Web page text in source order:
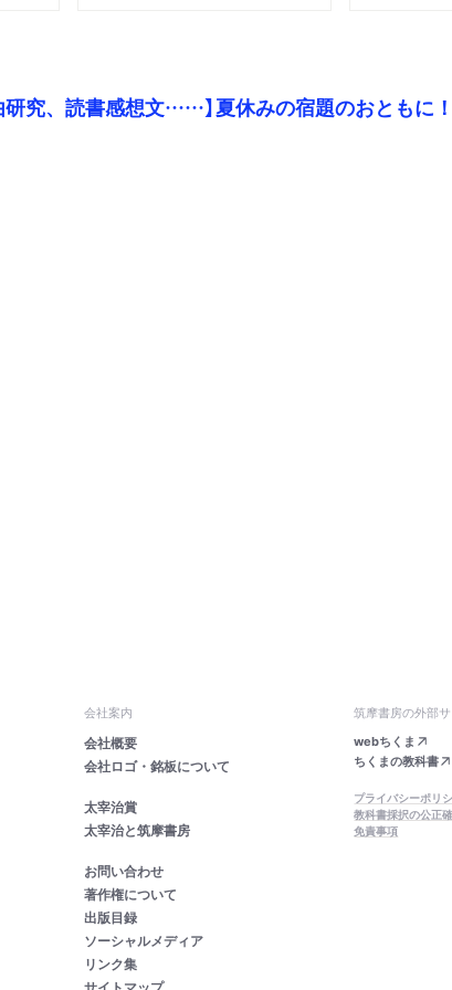
研究、読書感想文……】夏休みの宿題のおともに
会社案内
会社概要
会社ロゴ・銘板について
太宰治賞
太宰治と筑摩書房
お問い合わせ
著作権について
出版目録
ソーシャルメディア
リンク集
筑摩書房の外部
webちくま
ちくまの教科書
プライバシーポリ
教科書採択の公正
免責事項